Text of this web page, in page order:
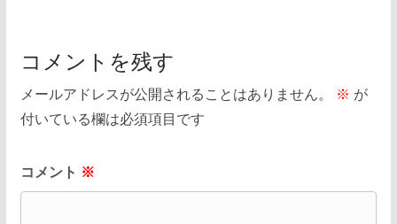
コメントを残す
メールアドレスが公開されることはありません。 ※ が
付いている欄は必須項目です
コメント ※